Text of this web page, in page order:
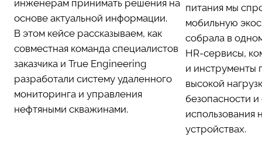
инженерам принимать решения на
основе актуальной информации.
В этом кейсе рассказываем, как
совместная команда специалистов
заказчика и True Engineering
разработали систему удаленного
мониторинга и управления
нефтяными скважинами.
питания мы
мобильную
собрала в
HR-сервисы,
и инструменты
высокой
безопасности
использования
устройствах.